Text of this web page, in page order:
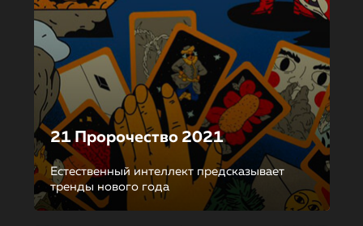
21 Пророчество 2021
Естественный интеллект предсказывает
тренды нового года